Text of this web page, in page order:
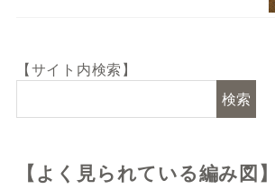
【サイト内検索】
検索
【よく見られている編み図】